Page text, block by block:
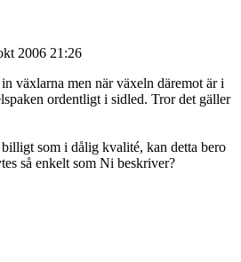
2006 21:26
växlarna men när växeln däremot är i
ordentligt i sidled. Tror det gäller
som i dålig kvalité, kan detta bero
så enkelt som Ni beskriver?